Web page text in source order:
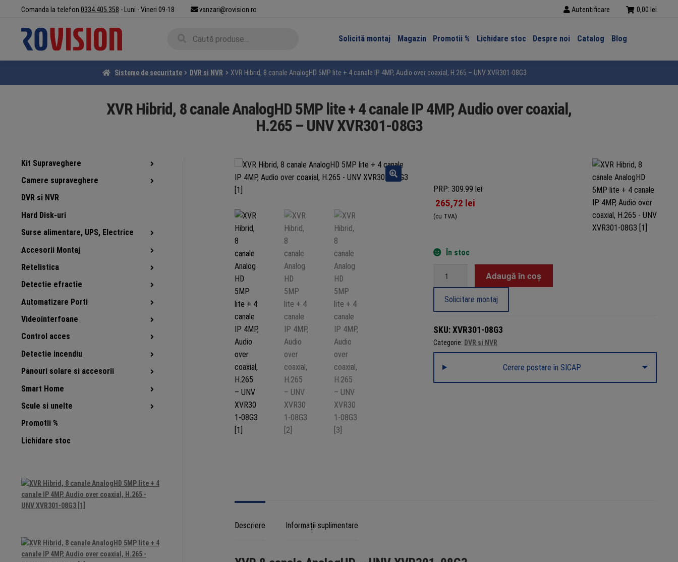
navigare
conținut
Comanda la telefon 0334.405.358 - Luni - Vineri 09-18 vanzari@rovision.ro Autentificare 0,00 lei
Solicită montaj Magazin Promotii % Lichidare stoc Despre noi Catalog Blog
Sisteme de securitate DVR si NVR XVR Hibrid, 8 canale AnalogHD 5MP lite + 4 canale IP 4MP, Audio over coaxial, H.265 – UNV XVR301-08G3
XVR Hibrid, 8 canale AnalogHD 5MP lite + 4 canale IP 4MP, Audio over coaxial,
H.265 – UNV XVR301-08G3
PRP: 309.99 lei
265,72 lei
(cu TVA)
În stoc
Hibrid,
AnalogHD
5MP
4
Adaugă în coș
Solicitare montaj
SKU: XVR301-08G3
Categorie: DVR si NVR
Cerere postare în SICAP
Descriere Informații suplimentare
Kit Supraveghere
Camere supraveghere
DVR si NVR
Hard Disk-uri
Surse alimentare, UPS, Electrice
Accesorii Montaj
Retelistica
Detectie efractie
Automatizare Porti
Videointerfoane
Control acces
Detectie incendiu
Panouri solare si accesorii
Smart Home
Scule si unelte
Promotii %
Lichidare stoc